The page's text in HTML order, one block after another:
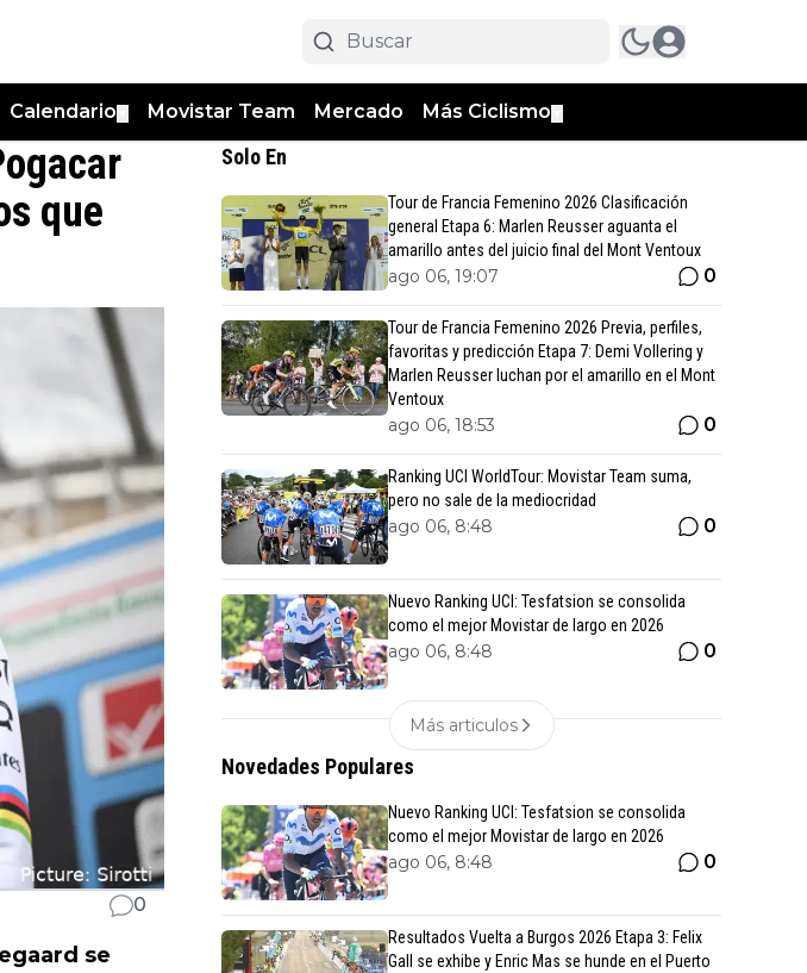
Calendario Movistar Team Mercado Más Ciclismo
que
0
se
Solo En
Tour de Francia Femenino 2026 Clasificación
general Etapa 6: Marlen Reusser aguanta el
amarillo antes del juicio final del Mont Ventoux
ago 06, 19:07 0
Tour de Francia Femenino 2026 Previa, perfiles,
favoritas y predicción Etapa 7: Demi Vollering y
Marlen Reusser luchan por el amarillo en el Mont
Ventoux
ago 06, 18:53 0
Ranking UCI WorldTour: Movistar Team suma,
pero no sale de la mediocridad
ago 06, 8:48 0
Nuevo Ranking UCI: Tesfatsion se consolida
como el mejor Movistar de largo en 2026
ago 06, 8:48 0
Más articulos
Novedades Populares
Nuevo Ranking UCI: Tesfatsion se consolida
como el mejor Movistar de largo en 2026
ago 06, 8:48 0
Resultados Vuelta a Burgos 2026 Etapa 3: Felix
Gall se exhibe y Enric Mas se hunde en el Puerto